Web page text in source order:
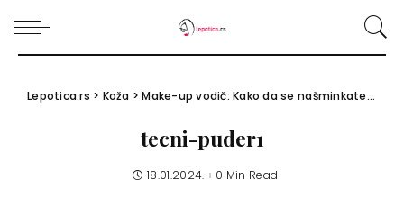
Lepotica.rs > Koža >Make-up vodič: Kako da se našminkate ako imate akne?
tecni-puder1
18.01.2024. 0 Min Read